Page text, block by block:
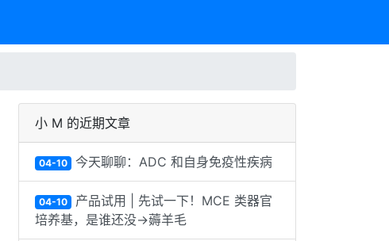
小 M 的近期文章
04-10 今天聊聊：ADC 和自身免疫性疾病
04-10 产品试用 | 先试一下！MCE 类器官
培养基，是谁还没→薅羊毛